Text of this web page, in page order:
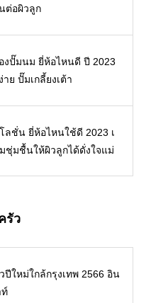
ต่อผิวลูก
งปั๊มนม ยี่ห้อไหนดี ปี 2023
ย ปั๊มเกลี้ยงเต้า
ลชั่น ยี่ห้อไหนใช้ดี 2023 เ
ชุ่มชื้นให้ผิวลูกได้ดั่งใจแม่
รัว
ปีใหม่ใกล้กรุงเทพ 2566 อิน
ท์